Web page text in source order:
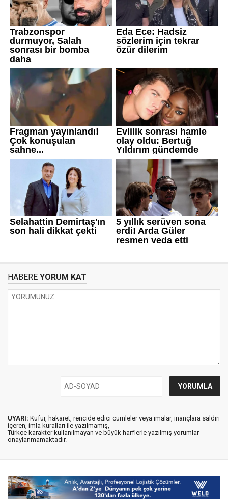
HABERE YORUM KAT
UYARI: Küfür, hakaret, rencide edici cümleler veya imalar, inançlara saldırı
içeren, imla kuralları ile yazılmamış,
Türkçe karakter kullanılmayan ve büyük harflerle yazılmış yorumlar
onaylanmamaktadır.